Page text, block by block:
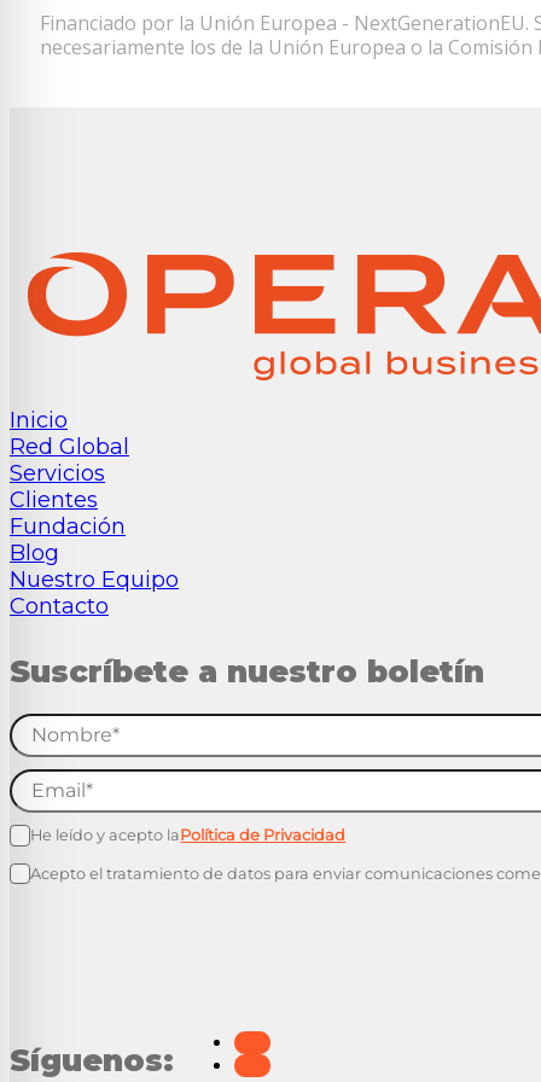
Financiado por la Unión Europea -
necesariamente los de la Unión Europea o la
Inicio
Red Global
Servicios
Clientes
Fundación
Blog
Nuestro Equipo
Contacto
Suscríbete a nuestro boletín
He leído y acepto laPolítica de Privacidad
Acepto el tratamiento de datos para enviar comunicaciones
Síguenos: